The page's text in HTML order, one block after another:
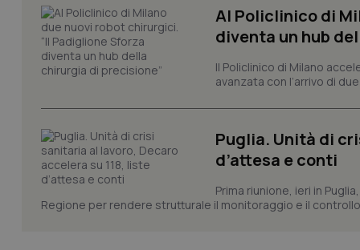
Al Policlinico di
diventa un hub
Il Policlinico di Milano
avanzata con l’arrivo di
Puglia. Unità di
d’attesa e conti
Prima riunione, ieri in
Regione per rendere strutturale il monitoraggio e il
tracking-enable
tracking-sites-
_ga